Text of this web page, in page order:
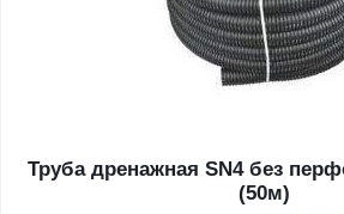
Труба дренажная SN4 без
(50м)